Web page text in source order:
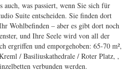
auch, was passiert, wenn Sie sich für
Suite entscheiden. Sie finden dort
Wohlbefinden – aber es gibt dort noch
und Ihre Seele wird von all der
ergriffen und emporgehoben: 65-70 m²,
/ Basiliuskathedrale / Roter Platz, ,
verbunden werden.